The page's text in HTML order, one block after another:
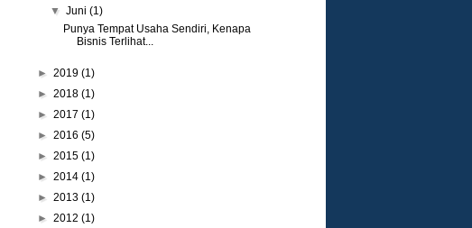
▼ Juni (1)
Punya Tempat Usaha Sendiri, Kenapa
Bisnis Terlihat...
► 2019 (1)
► 2018 (1)
► 2017 (1)
► 2016 (5)
► 2015 (1)
► 2014 (1)
► 2013 (1)
► 2012 (1)